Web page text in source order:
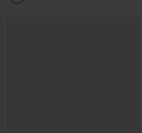
du ventre et poche